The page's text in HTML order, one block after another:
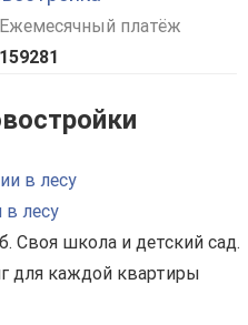
Ежемесячный платёж
159281
в лесу
Своя школа и детский сад.
для каждой квартиры